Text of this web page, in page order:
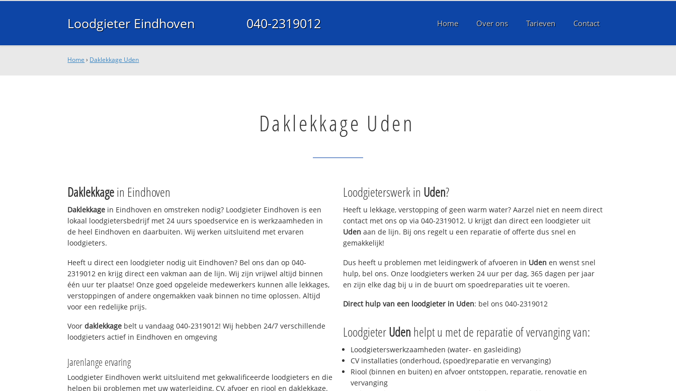
Loodgieter Eindhoven 040-2319012 Home Over ons Tarieven Contact
Home › Daklekkage Uden
Daklekkage Uden
Daklekkagein Eindhoven
Daklekkage in Eindhoven en omstreken nodig? Loodgieter Eindhoven is een
lokaal loodgietersbedrijf met 24 uurs spoedservice en is werkzaamheden in
de heel Eindhoven en daarbuiten. Wij werken uitsluitend met ervaren
loodgieters.
Heeft u direct een loodgieter nodig uit Eindhoven? Bel ons dan op 040-
2319012 en krijg direct een vakman aan de lijn. Wij zijn vrijwel altijd binnen
één uur ter plaatse! Onze goed opgeleide medewerkers kunnen alle lekkages,
verstoppingen of andere ongemakken vaak binnen no time oplossen. Altijd
voor een redelijke prijs.
Voordaklekkage belt u vandaag 040-2319012! Wij hebben 24/7 verschillende
loodgieters actief in Eindhoven en omgeving
Jarenlange ervaring
Loodgieter Eindhoven werkt uitsluitend met gekwalificeerde loodgieters en die
helpen bij problemen met uw waterleiding, CV, afvoer en riool en daklekkage.
Loodgieterswerk in Uden?
Heeft u lekkage, verstopping of geen warm water? Aarzel niet en neem direct
contact met ons op via 040-2319012. U krijgt dan direct een loodgieter uit
Uden aan de lijn. Bij ons regelt u een reparatie of offerte dus snel en
gemakkelijk!
Dus heeft u problemen met leidingwerk of afvoeren in Uden en wenst snel
hulp, bel ons. Onze loodgieters werken 24 uur per dag, 365 dagen per jaar
en zijn elke dag bij u in de buurt om spoedreparaties uit te voeren.
Direct hulp van een loodgieter in Uden: bel ons 040-2319012
LoodgieterUden helpt u met de reparatie of vervanging van:
Loodgieterswerkzaamheden (water- en gasleiding)
CV installaties (onderhoud, (spoed)reparatie en vervanging)
Riool (binnen en buiten) en afvoer ontstoppen, reparatie, renovatie en
vervanging